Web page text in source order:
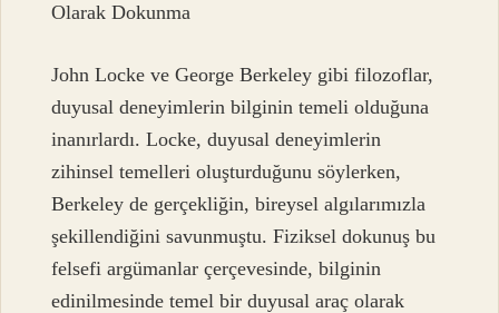
Olarak Dokunma
John Locke ve George Berkeley gibi filozoflar,
duyusal deneyimlerin bilginin temeli olduğuna
inanırlardı. Locke, duyusal deneyimlerin
zihinsel temelleri oluşturduğunu söylerken,
Berkeley de gerçekliğin, bireysel algılarımızla
şekillendiğini savunmuştu. Fiziksel dokunuş bu
felsefi argümanlar çerçevesinde, bilginin
edinilmesinde temel bir duyusal araç olarak